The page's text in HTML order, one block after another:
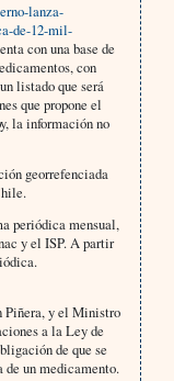
lanza-
de-12-mil-
con una base de
con
listado que será
que propone el
la información no
georrefenciada
periódica mensual,
y el ISP. A partir
Piñera, y el Ministro
a la Ley de
de que se
de un medicamento.